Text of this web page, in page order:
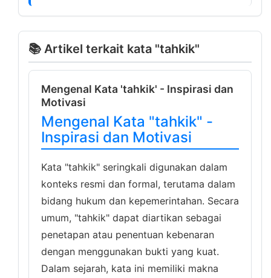
📚 Artikel terkait kata "tahkik"
Mengenal Kata 'tahkik' - Inspirasi dan
Motivasi
Mengenal Kata "tahkik" -
Inspirasi dan Motivasi
Kata "tahkik" seringkali digunakan dalam
konteks resmi dan formal, terutama dalam
bidang hukum dan kepemerintahan. Secara
umum, "tahkik" dapat diartikan sebagai
penetapan atau penentuan kebenaran
dengan menggunakan bukti yang kuat.
Dalam sejarah, kata ini memiliki makna